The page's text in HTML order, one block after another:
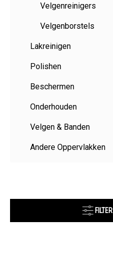
Velgenreinigers
Velgenborstels
Lakreinigen
Polishen
Beschermen
Onderhouden
Velgen & Banden
Andere Oppervlakken
FILTER